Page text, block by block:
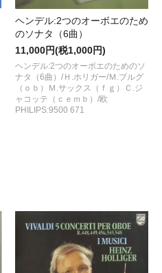
ヘンデル:2つのオーボエのため
のソナタ（6曲）
11,000円(税1,000円)
ヘンデル:2つのオーボエのためのソ
ナタ（6曲）/Ｈ.ホリガー/Ｍ.ブルグ
（ｏｂ）Ｍ.サックス（ｆｇ）Ｃ.ジ
ャコッテ（ｃｅｍｂ）/欧
PHILIPS:9500 671